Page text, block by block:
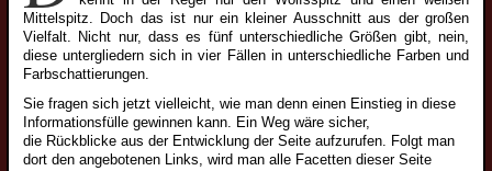
Mittelspitz. Doch das ist nur ein kleiner Ausschnitt aus der großen
Vielfalt. Nicht nur, dass es fünf unterschiedliche Größen gibt, nein,
diese untergliedern sich in vier Fällen in unterschiedliche Farben und
Farbschattierungen.
Sie fragen sich jetzt vielleicht, wie man denn einen Einstieg in diese
Informationsfülle gewinnen kann. Ein Weg wäre sicher,
die Rückblicke aus der Entwicklung der Seite aufzurufen. Folgt man
dort den angebotenen Links, wird man alle Facetten dieser Seite
Vorstand
Ziele
Züchtervorstellung
Deckrüden
Wolfsspitzdeckrüden
Großspitzdeckrüden
Mittelspitzdeckrüden
Wolfsspitzbilder
Großspitzbilder